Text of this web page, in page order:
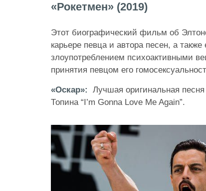
«Рокетмен» (2019)
Этот биографический фильм об
карьере певца и автора песен, а также
злоупотреблением психоактивными
принятия певцом его
«Оскар»: Лучшая оригинальная
Топина “I’m Gonna Love Me Again”.